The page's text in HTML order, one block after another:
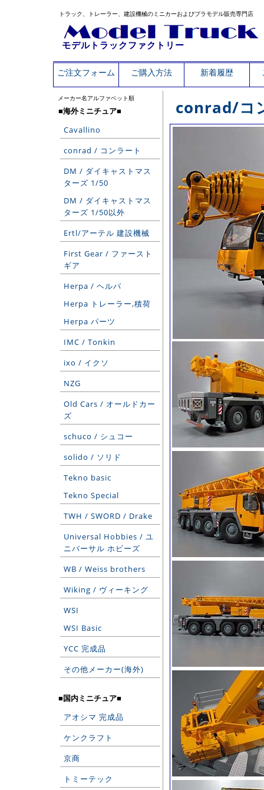
トラック、トレーラー、建設機械のミニカーおよびプラモデル販売専門店
モデルトラックファクトリー
ご注文フォーム ご購入方法 新着履歴
メーカー名アルファベット順
■海外ミニチュア■
Cavallino
conrad / コンラート
DM / ダイキャストマス
ターズ 1/50
DM / ダイキャストマス
ターズ 1/50以外
Ertl/アーテル 建設機械
First Gear / ファースト
ギア
Herpa / ヘルパ
Herpa トレーラー,積荷
Herpa パーツ
IMC / Tonkin
ixo / イクソ
NZG
Old Cars / オールドカー
ズ
schuco / シュコー
solido / ソリド
Tekno basic
Tekno Special
TWH / SWORD / Drake
Universal Hobbies / ユ
ニバーサル ホビーズ
WB / Weiss brothers
Wiking / ヴィーキング
WSI
WSI Basic
YCC 完成品
その他メーカー(海外)
■国内ミニチュア■
アオシマ 完成品
ケンクラフト
京商
トミーテック
conrad/コ